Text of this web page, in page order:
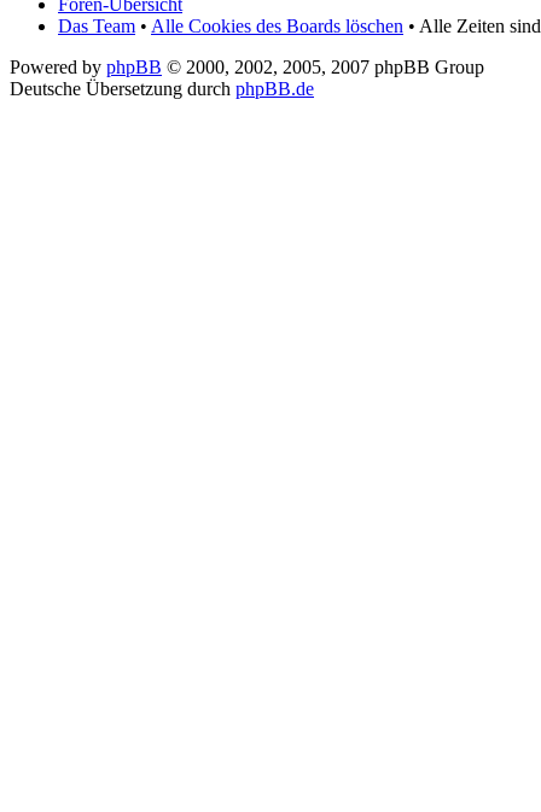
Foren-Übersicht
Das Team • Alle Cookies des Boards löschen • Alle Zeiten
Powered by phpBB © 2000, 2002, 2005, 2007 phpBB Group
Deutsche Übersetzung durch phpBB.de